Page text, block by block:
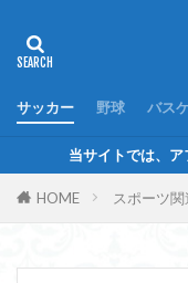
サッカー 野球 バス
当サイトでは、ア
HOME スポーツ関